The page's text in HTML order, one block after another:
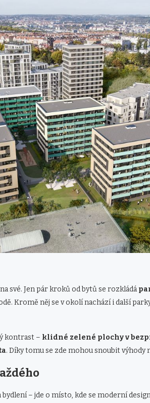
své. Jen pár kroků od bytů se rozkládá
Kromě něj se v okolí nachází i další
kontrast – klidné zelené plochy v
. Díky tomu se zde mohou snoubit
bydlení – jde o místo, kde se moderní